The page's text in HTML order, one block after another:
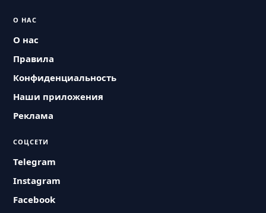
О НАС
О нас
Правила
Конфиденциальность
Наши приложения
Реклама
СОЦСЕТИ
Telegram
Instagram
Facebook